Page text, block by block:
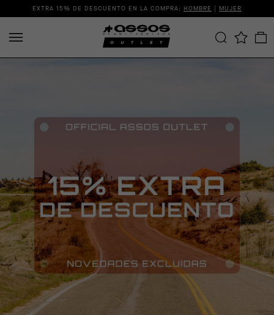
EXTRA 15% DE DESCUENTO EN LA COMPRA: HOMBRE | MUJER